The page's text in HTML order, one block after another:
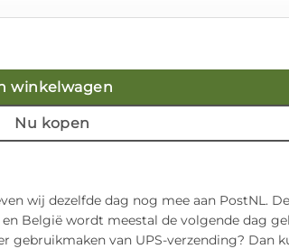
winkelwagen
Nu kopen
wij dezelfde dag nog mee aan PostNL.
België wordt meestal de volgende dag
gebruikmaken van UPS-verzending? Dan